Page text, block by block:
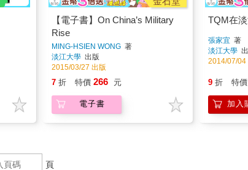
【電子書】On China’s Military
Rise
MING-HSIEN WONG著
淡江大學 出版
2015/03/27 出版
7 折 特價 266 元
電子書
TQM在
張家宜 著
淡江大學
2014/07/04
9 折 特價
加入
頁